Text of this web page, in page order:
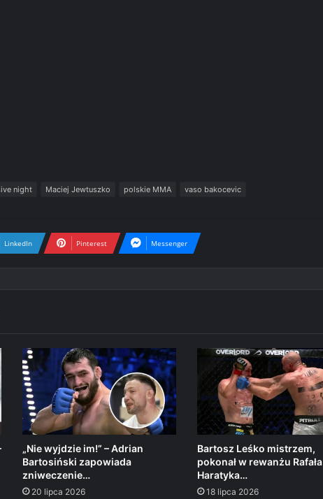
night Maciej Jewtuszko polskie MMA vaso bakocevic
LinkedIn Pinterest Messenger
„Nie wyjdzie im!” – Adrian
Bartosiński zapowiada
zniweczenie…
20 lipca 2026
Bartosz Leśko mistrzem,
pokonał w rewanżu Rafała
Haratyka…
18 lipca 2026